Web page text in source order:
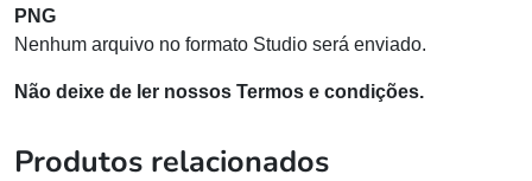
PNG
Nenhum arquivo no formato Studio será enviado.
Não deixe de ler nossos Termos e condições.
Produtos relacionados